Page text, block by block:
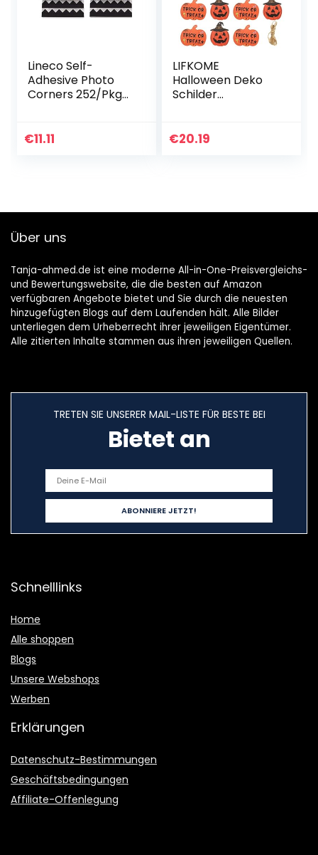
Lineco Self-
Adhesive Photo
Corners 252/Pkg-
€11.11
LIFKOME
Halloween Deko
Schilder
Türschilder 20pcs
€20.19
Über uns
Tanja-ahmed.de ist eine moderne All-in-One-Preisvergleichs-
und Bewertungswebsite, die die besten auf Amazon
verfügbaren Angebote bietet und Sie durch die neuesten
hinzugefügten Blogs auf dem Laufenden hält. Alle Bilder
unterliegen dem Urheberrecht ihrer jeweiligen Eigentümer.
Alle zitierten Inhalte stammen aus ihren jeweiligen Quellen.
TRETEN SIE UNSERER MAIL-LISTE FÜR BESTE BEI
Bietet an
Schnelllinks
Home
Alle shoppen
Blogs
Unsere Webshops
Werben
Erklärungen
Datenschutz-Bestimmungen
Geschäftsbedingungen
Affiliate-Offenlegung